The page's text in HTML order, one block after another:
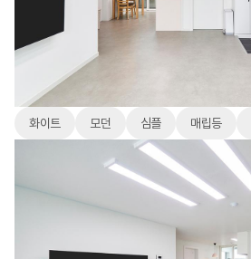
화이트 모던 심플 매립등